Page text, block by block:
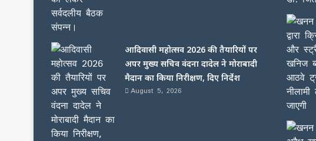
आदिवासी महोत्सव 2026 की तैयारियों पर
अपर मुख्य सचिव वंदना दादेल ने मोराबादी
मैदान का किया निरीक्षण, दिए निर्देश
August 5, 2026